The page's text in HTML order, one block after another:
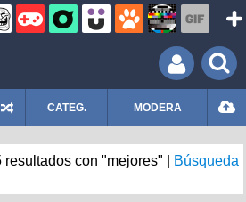
CATEG. MODERA
con "mejores" |
Búsqueda